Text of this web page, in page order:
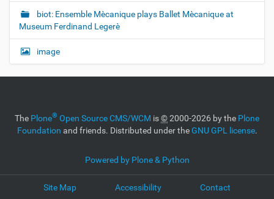
biot: Ensemble Mècanique plays Ballet Mècanique at
Museum Ferdinand Legerè
image
The Plone® Open Source CMS/WCM is©2000-2026 by the Plone
Foundation and friends. Distributed under theGNU GPL license.
Powered by Plone & Python
Site Map Accessibility Contact